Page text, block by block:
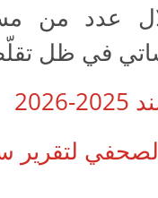
عدد من
في ظل
لتقرير سند 2025-